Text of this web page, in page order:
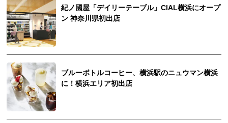
紀ノ國屋「デイリーテーブル」CIAL横浜にオープ
ン 神奈川県初出店
ブルーボトルコーヒー、横浜駅のニュウマン横浜
に！横浜エリア初出店